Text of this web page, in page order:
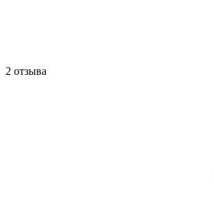
2 отзыва